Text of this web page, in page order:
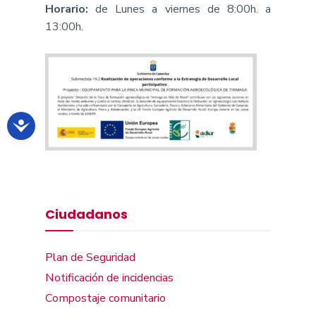
Horario: de Lunes a viernes de 8:00h. a
13:00h.
Ciudadanos
Plan de Seguridad
Notificación de incidencias
Compostaje comunitario